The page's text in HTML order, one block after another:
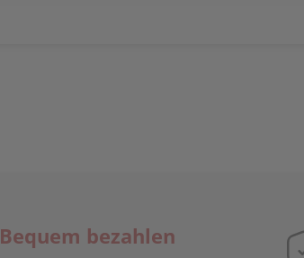
Bequem bezahlen